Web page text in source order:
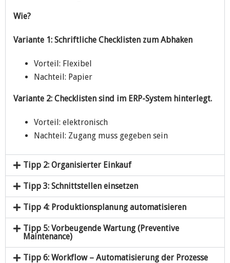
Wie?
Variante 1: Schriftliche Checklisten zum Abhaken
Vorteil: Flexibel
Nachteil: Papier
Variante 2: Checklisten sind im ERP-System hinterlegt.
Vorteil: elektronisch
Nachteil: Zugang muss gegeben sein
Tipp 2: Organisierter Einkauf
Tipp 3: Schnittstellen einsetzen
Tipp 4: Produktionsplanung automatisieren
Tipp 5: Vorbeugende Wartung (Preventive
Maintenance)
Tipp 6: Workflow – Automatisierung der Prozesse